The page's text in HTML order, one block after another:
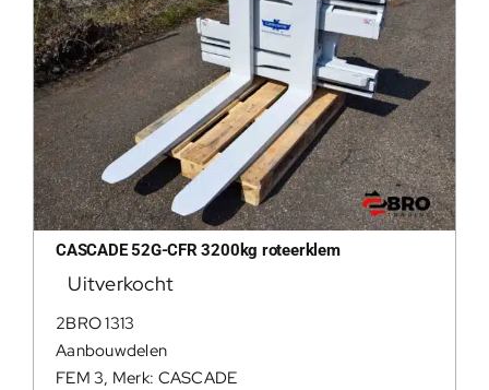
CASCADE 52G-CFR 3200kg roteerklem
Uitverkocht
2BRO 1313
Aanbouwdelen
FEM 3, Merk: CASCADE